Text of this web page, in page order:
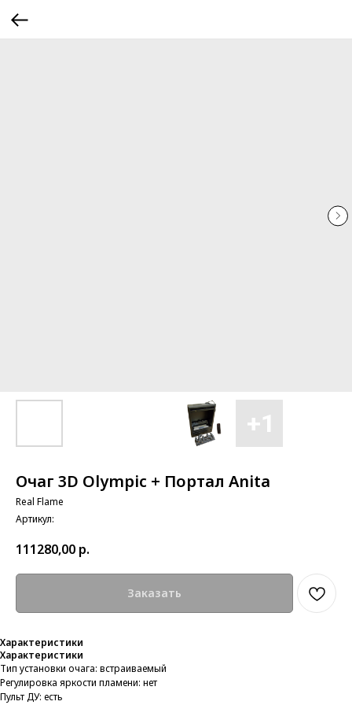
Очаг 3D Olympic + Портал Anita
Real Flame
Артикул:
111280,00 р.
Заказать
Характеристики
Характеристики
Тип установки очага: встраиваемый
Регулировка яркости пламени: нет
Пульт ДУ: есть